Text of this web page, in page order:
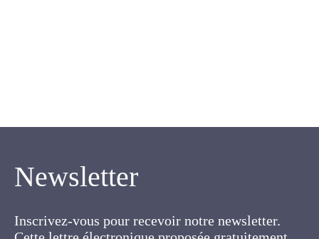
Newsletter
Cette lettre électronique proposée
gratuitement par l'AFPF vise la mise en place